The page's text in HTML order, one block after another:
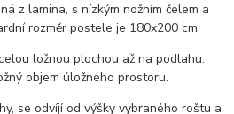
z lamina, s nízkým nožním čelem a
rozměr postele je 180x200 cm.
ložnou plochou až na podlahu.
objem úložného prostoru.
se odvíjí od výšky vybraného roštu a